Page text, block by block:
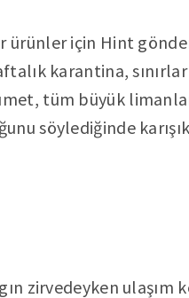
ürünler için Hint
karantina,
tüm büyük
söylediğinde
zirvedeyken ulaşım